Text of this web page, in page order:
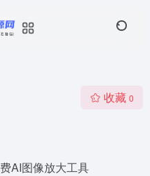
收藏 0
AI图像放大工具